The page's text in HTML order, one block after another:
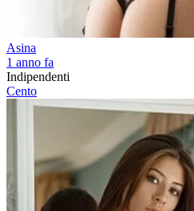
Asina
1 anno fa
Indipendenti
Cento